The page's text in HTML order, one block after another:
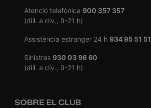
Atenció telefònica 900 357 357
(dill. a div., 9-21 h)
Assistència estranger 24 h 934 95 51 51
Sinistres 930 03 96 60
(dill. a div., 9-21 h)
SOBRE EL CLUB